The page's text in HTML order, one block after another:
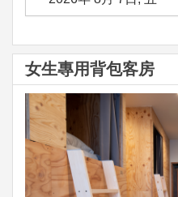
女生專用背包客房
Previous